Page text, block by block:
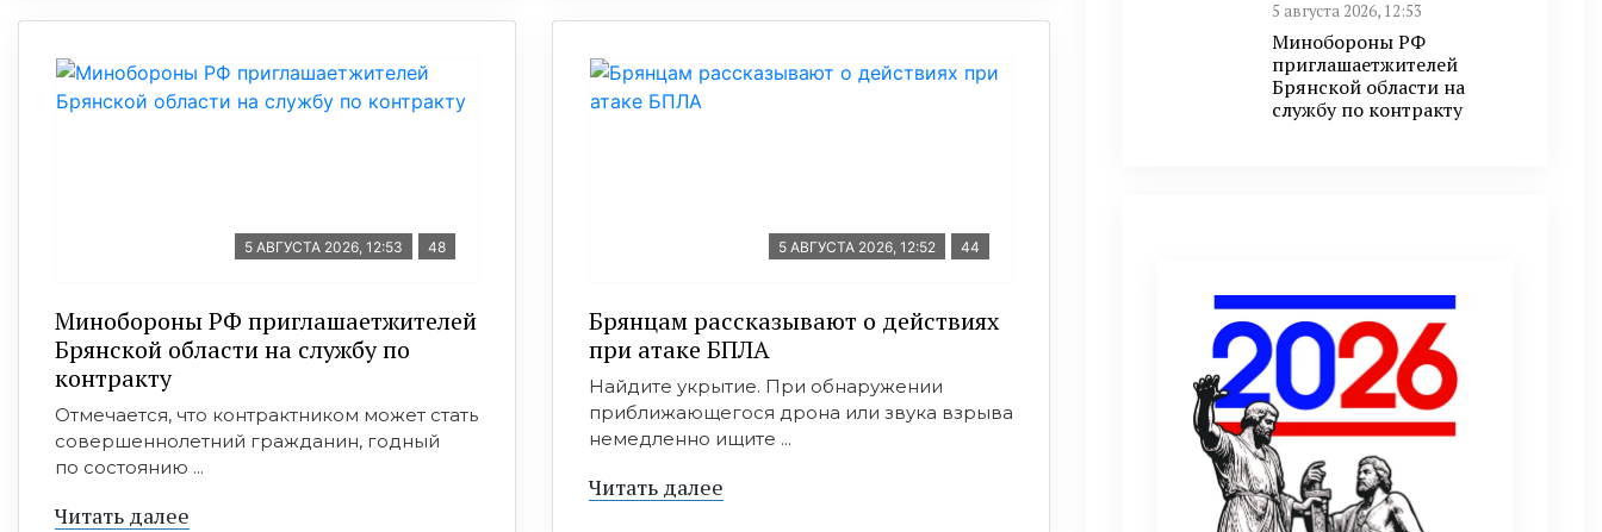
5 АВГУСТА 2026, 12:53 48
Минобoроны РФ приглaшaетжитeлeй
Брянской области на службу по
контракту
Отмечается, что контрактником может стать
совершеннолетний гражданин, годный
по состоянию ...
Читать далее
5 АВГУСТА 2026, 12:52 44
Брянцам рассказывают о действиях
при атаке БПЛА
Найдите укрытие. При обнаружении
приближающегося дрона или звука взрыва
немедленно ищите ...
Читать далее
5 августа 2026, 12:53
Минобoроны РФ
приглaшaетжитeлeй
Брянской области на
службу по контракту